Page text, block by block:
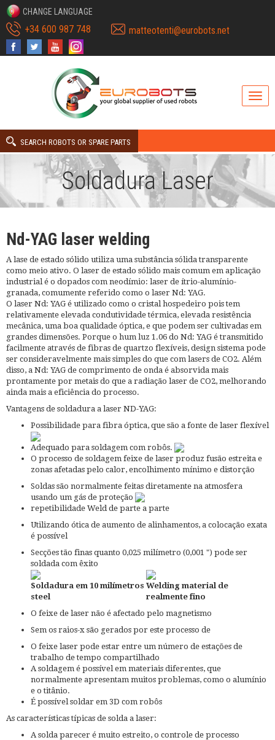
CHANGE LANGUAGE
+34 600 987 748 matteotenti@eurobots.net
SEARCH ROBOTS OR SPARE PARTS
Soldadura Laser
Nd-YAG laser welding
A lase de estado sólido utiliza uma substância sólida transparente
como meio ativo. O laser de estado sólido mais comum em aplicação
industrial é o dopados com neodímio: laser de ítrio-alumínio-
granada, comumente referido como o laser Nd: YAG.
O laser Nd: YAG é utilizado como o cristal hospedeiro pois tem
relativamente elevada condutividade térmica, elevada resistência
mecânica, uma boa qualidade óptica, e que podem ser cultivadas em
grandes dimensões. Porque o hum luz 1.06 do Nd: YAG é transmitido
facilmente através de fibras de quartzo flexíveis, design sistema pode
ser consideravelmente mais simples do que com lasers de CO2. Além
disso, a Nd: YAG de comprimento de onda é absorvida mais
prontamente por metais do que a radiação laser de CO2, melhorando
ainda mais a eficiência do processo.
Vantagens de soldadura a laser ND-YAG:
Possibilidade para fibra óptica, que são a fonte de laser flexível
Adequado para soldagem com robôs.
O processo de soldagem feixe de laser produz fusão estreita e
zonas afetadas pelo calor, encolhimento mínimo e distorção
Soldas são normalmente feitas diretamente na atmosfera
usando um gás de proteção
repetibilidade Weld de parte a parte
Utilizando ótica de aumento de alinhamentos, a colocação exata
é possível
Secções tão finas quanto 0,025 milímetro (0,001 ") pode ser
soldada com êxito
Soldadura em 10 milímetros
steel
Welding material de
realmente fino
O feixe de laser não é afectado pelo magnetismo
Sem os raios-x são gerados por este processo de
O feixe laser pode estar entre um número de estações de
trabalho de tempo compartilhado
A soldagem é possível em materiais diferentes, que
normalmente apresentam muitos problemas, como o alumínio
e o titânio.
É possível soldar em 3D com robôs
As características típicas de solda a laser:
A solda parecer é muito estreito, o controle de processo